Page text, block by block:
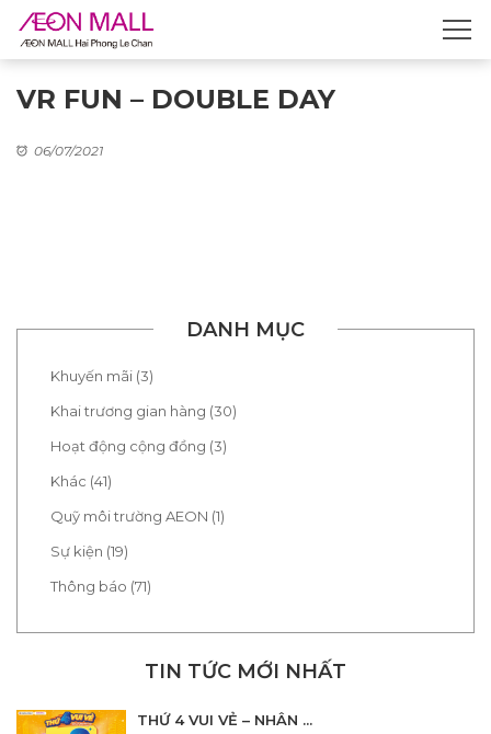
VR FUN – DOUBLE DAY
06/07/2021
DANH MỤC
Khuyến mãi (3)
Khai trương gian hàng (30)
Hoạt động cộng đồng (3)
Khác (41)
Quỹ môi trường AEON (1)
Sự kiện (19)
Thông báo (71)
TIN TỨC MỚI NHẤT
THỨ 4 VUI VẺ – NHÂN ...